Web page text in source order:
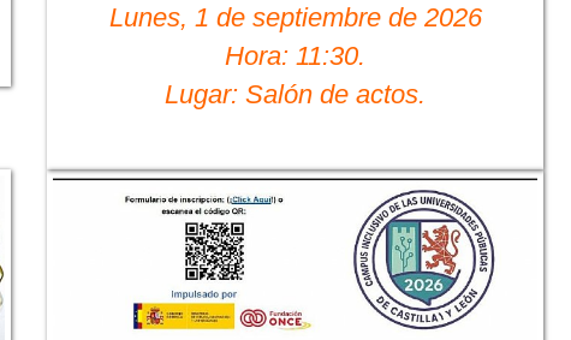
Lunes, 1 de septiembre de 2026
Hora: 11:30.
Lugar: Salón de actos.